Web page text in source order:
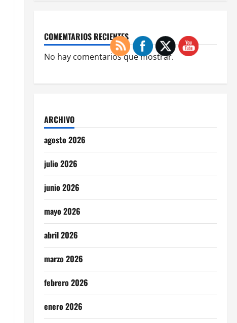
COMEMTARIOS RECIENTES
No hay comentarios que mostrar.
ARCHIVO
agosto 2026
julio 2026
junio 2026
mayo 2026
abril 2026
marzo 2026
febrero 2026
enero 2026